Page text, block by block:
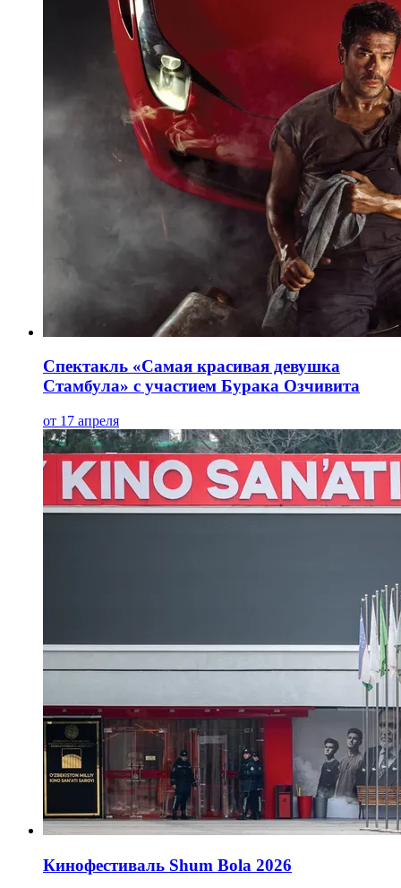
Cпектакль «Самая красивая девушка
Стамбула» с участием Бурака Озчивита
от 17 апреля
Кинофестиваль Shum Bola 2026